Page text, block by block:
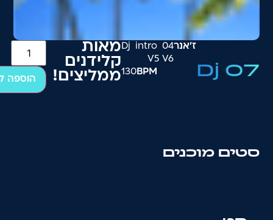
Dj 07
ז׳אנר
04 Dj intro
V5 V6
BPM
130
מאות
קלידנים
ממליצים!
₪200
הוספה
סטים מוכנים